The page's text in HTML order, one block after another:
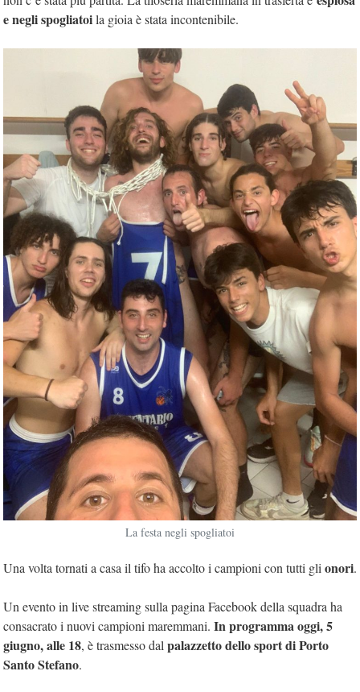
e negli spogliatoila gioia è stata incontenibile.
La festa negli spogliatoi
Una volta tornati a casa il tifo ha accolto i campioni con tutti glionori.
Un evento in live streaming sulla pagina Facebook della squadra ha
consacrato i nuovi campioni maremmani. In programma oggi, 5
giugno, alle 18, è trasmesso dalpalazzetto dello sport di Porto
Santo Stefano.